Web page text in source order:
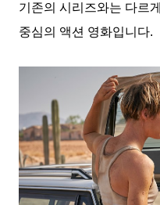
기존의 시리즈와는 다르
중심의 액션 영화입니다.